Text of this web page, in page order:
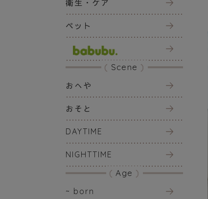
衛生・ケア
ペット
Scene
おへや
おそと
DAYTIME
NIGHTTIME
Age
~ born